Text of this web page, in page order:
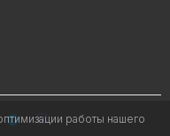
работы нашего